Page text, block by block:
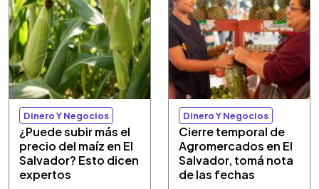
Dinero Y Negocios
¿Puede subir más el
precio del maíz en El
Salvador? Esto dicen
expertos
Dinero Y Negocios
Cierre temporal de
Agromercados en El
Salvador, tomá nota
de las fechas